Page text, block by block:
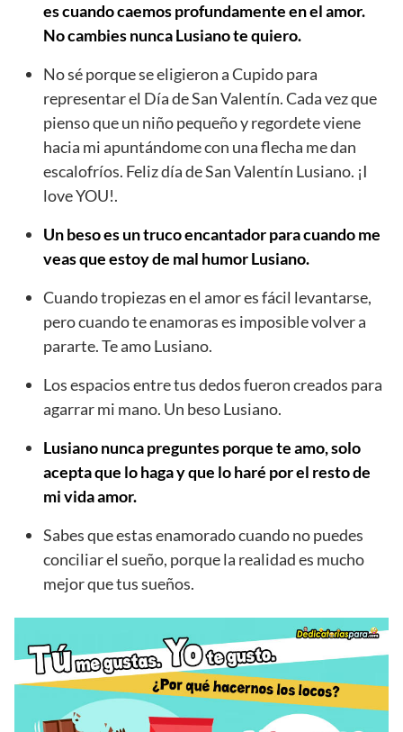
es cuando caemos profundamente en el amor.
No cambies nunca Lusiano te quiero.
No sé porque se eligieron a Cupido para
representar el Día de San Valentín. Cada vez que
pienso que un niño pequeño y regordete viene
hacia mi apuntándome con una flecha me dan
escalofríos. Feliz día de San Valentín Lusiano. ¡I
love YOU!.
Un beso es un truco encantador para cuando me
veas que estoy de mal humor Lusiano.
Cuando tropiezas en el amor es fácil levantarse,
pero cuando te enamoras es imposible volver a
pararte. Te amo Lusiano.
Los espacios entre tus dedos fueron creados para
agarrar mi mano. Un beso Lusiano.
Lusiano nunca preguntes porque te amo, solo
acepta que lo haga y que lo haré por el resto de
mi vida amor.
Sabes que estas enamorado cuando no puedes
conciliar el sueño, porque la realidad es mucho
mejor que tus sueños.